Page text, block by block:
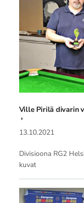
Ville Pirilä divarin
13.10.2021
Divisioona RG2
kuvat